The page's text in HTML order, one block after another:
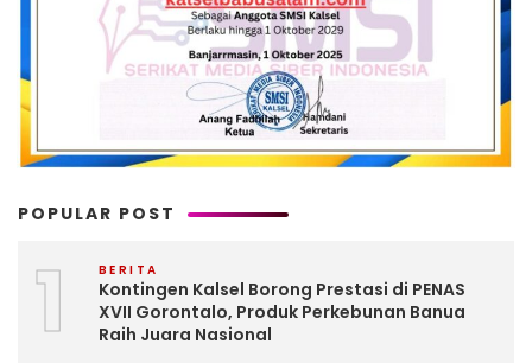
POPULAR POST
1 BERITA
Kontingen Kalsel Borong Prestasi di PENAS
XVII Gorontalo, Produk Perkebunan Banua
Raih Juara Nasional